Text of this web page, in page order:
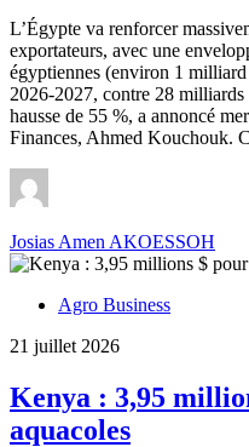
L’Égypte va renforcer
exportateurs, avec une
égyptiennes (environ 1
2026-2027, contre 28 milliards
hausse de 55 %, a annoncé
Finances, Ahmed Kouchouk.
Josias Amen AKOESSOH
Agro Business
21 juillet 2026
Kenya : 3,95
aquacoles